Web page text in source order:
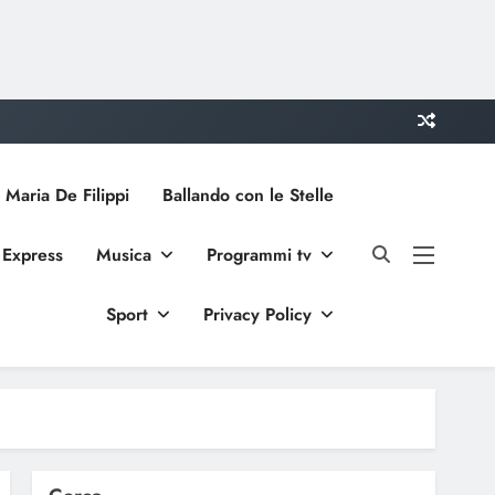
De Filippi Ballando con le Stelle
Musica Programmi tv
Sport Privacy Policy